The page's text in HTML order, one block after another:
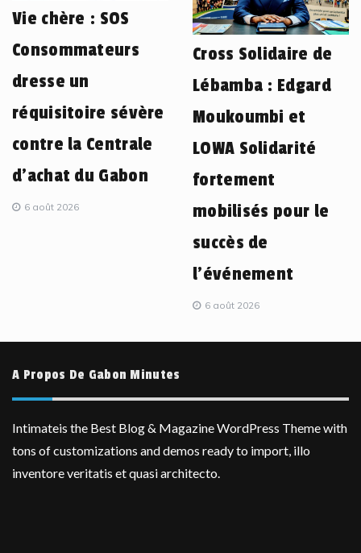
Vie chère : SOS
Consommateurs
dresse un
réquisitoire sévère
contre la Centrale
d’achat du Gabon
6 août 2026
Cross Solidaire de
Lébamba : Edgard
Moukoumbi et
LOWA Solidarité
fortement
mobilisés pour le
succès de
l’événement
6 août 2026
A Propos De Gabon Minutes
Intimateis the Best Blog & Magazine WordPress Theme with
tons of customizations and demos ready to import, illo
inventore veritatis et quasi architecto.